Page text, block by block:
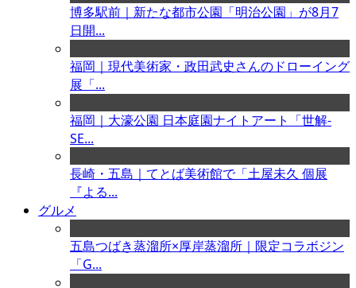
博多駅前｜新たな都市公園「明治公園」が8月7
日開...
福岡｜現代美術家・政田武史さんのドローイング
展「...
福岡｜大濠公園 日本庭園ナイトアート「世解-
SE...
長崎・五島｜てとば美術館で「土屋未久 個展
『よる...
グルメ
五島つばき蒸溜所×厚岸蒸溜所｜限定コラボジン
「G...